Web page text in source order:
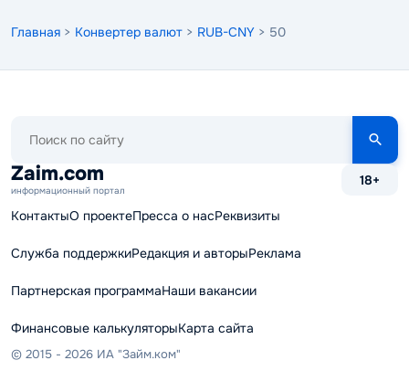
Главная > Конвертер валют > RUB-CNY > 50
сайту
Zaim.com
информационный портал
18+
КонтактыО проектеПресса о насРеквизиты
Служба поддержкиРедакция и авторыРеклама
Партнерская программаНаши вакансии
Финансовые калькуляторыКарта сайта
© 2015 - 2026 ИА "Займ.ком"